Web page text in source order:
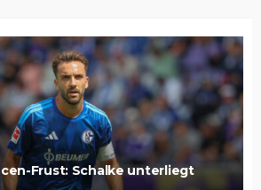
Frust: Schalke unterliegt